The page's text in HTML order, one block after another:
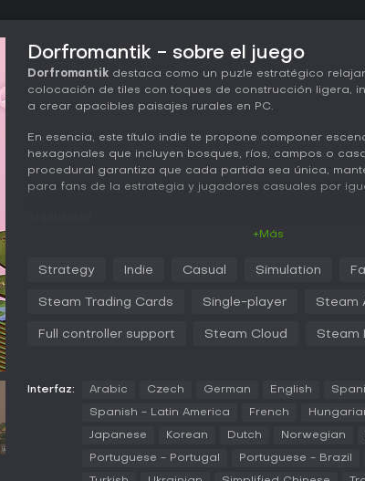
Dorfromantik - sobre el juego
Dorfromantik destaca como un puzle estratégico
colocación de tiles con toques de construcción ligera,
a crear apacibles paisajes rurales en PC.
En esencia, este título indie te propone componer
hexagonales que incluyen bosques, ríos, campos o
procedural garantiza que cada partida sea única,
para fans de la estrategia y jugadores casuales por
perfecto, creas grupos conectados de paisajes -como
estrategia; por ejemplo, un molino necesita enlazarse a
se desbloquean nuevos biomas con terrenos variados
El sistema de puntuación premia la planificación
ajustes inmediatos con estrategias globales para
+Más
Strategy Indie Casual Simulation
Steam Trading Cards Single-player Steam
Full controller support Steam Cloud Steam
Interfaz: Arabic Czech German English
Spanish - Latin America French
Japanese Korean Dutch Norwegian
Portuguese - Portugal Portuguese - Brazil